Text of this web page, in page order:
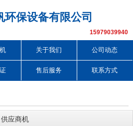
环保设备有限公司
15979039940
关于我们 公司动态
售后服务 联系方式
供应商机